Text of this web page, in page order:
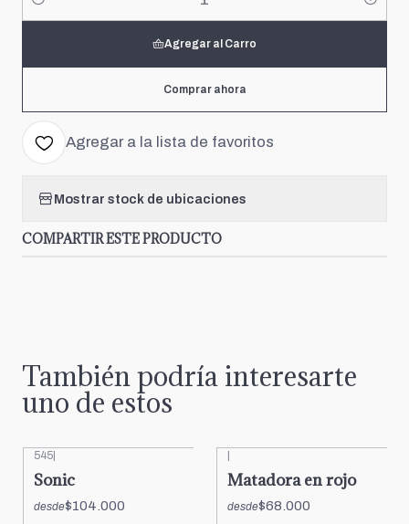
Cantidad
Agregar al Carro
Comprar ahora
Agregar a la lista de favoritos
Mostrar stock de ubicaciones
COMPARTIR ESTE PRODUCTO
También podría interesarte
uno de estos
545
Sonic
desde$104.000
Matadora en rojo
desde$68.000